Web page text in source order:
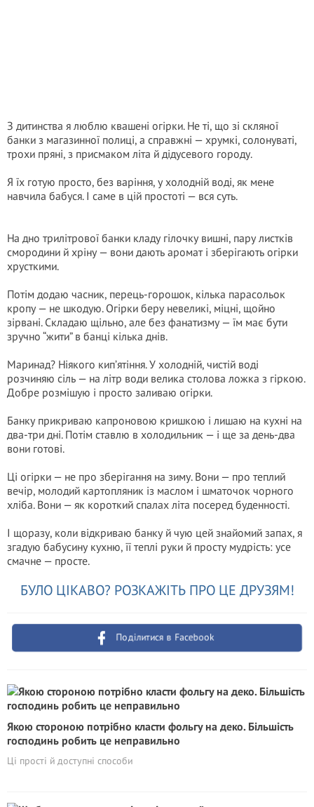
З дитинства я люблю квашені огірки. Не ті, що зі скляної
банки з магазинної полиці, а справжні — хрумкі, солонуваті,
трохи пряні, з присмаком літа й дідусевого городу.
Я їх готую просто, без варіння, у холодній воді, як мене
навчила бабуся. І саме в цій простоті — вся суть.
На дно трилітрової банки кладу гілочку вишні, пару листків
смородини й хріну — вони дають аромат і зберігають огірки
хрусткими.
Потім додаю часник, перець-горошок, кілька парасольок
кропу — не шкодую. Огірки беру невеликі, міцні, щойно
зірвані. Складаю щільно, але без фанатизму — їм має бути
зручно “жити” в банці кілька днів.
Маринад? Ніякого кип’ятіння. У холодній, чистій воді
розчиняю сіль — на літр води велика столова ложка з гіркою.
Добре розмішую і просто заливаю огірки.
Банку прикриваю капроновою кришкою і лишаю на кухні на
два-три дні. Потім ставлю в холодильник — і ще за день-два
вони готові.
Ці огірки — не про зберігання на зиму. Вони — про теплий
вечір, молодий картопляник із маслом і шматочок чорного
хліба. Вони — як короткий спалах літа посеред буденності.
І щоразу, коли відкриваю банку й чую цей знайомий запах, я
згадую бабусину кухню, її теплі руки й просту мудрість: усе
смачне — просте.
БУЛО ЦІКАВО? РОЗКАЖІТЬ ПРО ЦЕ ДРУЗЯМ!
Поділитися в Facebook
Якою стороною потрібно класти фольгу на деко. Більшість
господинь робить це неправильно
Ці прості й доступні способи